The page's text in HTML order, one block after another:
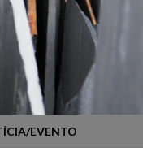
EVENTO